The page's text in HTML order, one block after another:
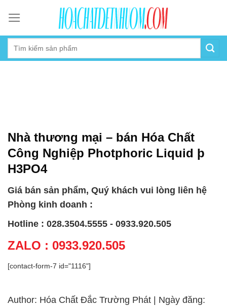
content
Nhà thương mại – bán Hóa Chất
Công Nghiệp Photphoric Liquid þ
H3PO4
Giá bán sản phẩm, Quý khách vui lòng liên hệ
Phòng kinh doanh :
Hotline : 028.3504.5555 - 0933.920.505
ZALO : 0933.920.505
[contact-form-7 id="1116"]
Author: Hóa Chất Đắc Trường Phát | Ngày đăng: